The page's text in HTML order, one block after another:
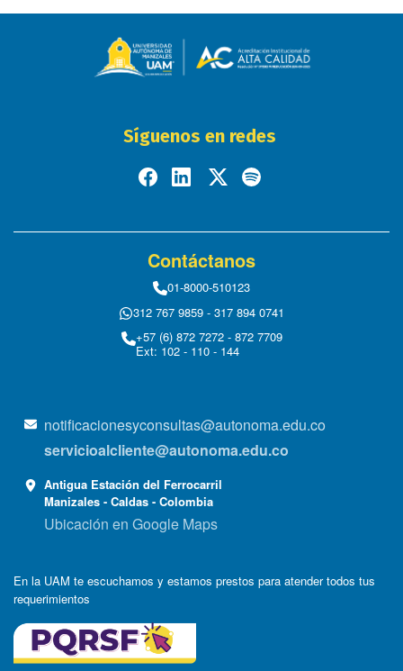
Síguenos en redes
Contáctanos
01-8000-510123
312 767 9859 - 317 894 0741
+57 (6) 872 7272 - 872 7709
Ext: 102 - 110 - 144
notificacionesyconsultas@autonoma.edu.co
servicioalcliente@autonoma.edu.co
Antigua Estación del Ferrocarril
Manizales - Caldas - Colombia
Ubicación en Google Maps
En la UAM te escuchamos y estamos prestos para atender todos tus
requerimientos